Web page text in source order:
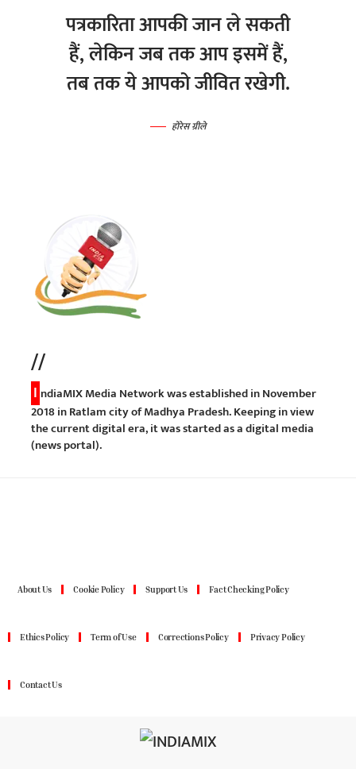
पत्रकारिता आपकी जान ले सकती
हैं, लेकिन जब तक आप इसमें हैं,
तब तक ये आपको जीवित रखेगी.
होरेस ग्रीले
//
I ndiaMIX Media Network was established in November
2018 in Ratlam city of Madhya Pradesh. Keeping in view
the current digital era, it was started as a digital media
(news portal).
About Us Cookie Policy Support Us Fact Checking Policy
Ethics Policy Term of Use Corrections Policy Privacy Policy
Contact Us